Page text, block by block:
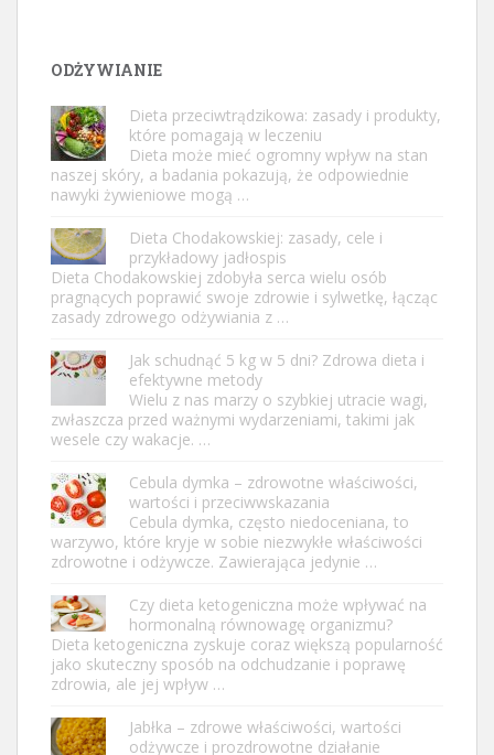
ODŻYWIANIE
Dieta przeciwtrądzikowa: zasady i produkty,
które pomagają w leczeniu
Dieta może mieć ogromny wpływ na stan
naszej skóry, a badania pokazują, że odpowiednie
nawyki żywieniowe mogą …
Dieta Chodakowskiej: zasady, cele i
przykładowy jadłospis
Dieta Chodakowskiej zdobyła serca wielu osób
pragnących poprawić swoje zdrowie i sylwetkę, łącząc
zasady zdrowego odżywiania z …
Jak schudnąć 5 kg w 5 dni? Zdrowa dieta i
efektywne metody
Wielu z nas marzy o szybkiej utracie wagi,
zwłaszcza przed ważnymi wydarzeniami, takimi jak
wesele czy wakacje. …
Cebula dymka – zdrowotne właściwości,
wartości i przeciwwskazania
Cebula dymka, często niedoceniana, to
warzywo, które kryje w sobie niezwykłe właściwości
zdrowotne i odżywcze. Zawierająca jedynie …
Czy dieta ketogeniczna może wpływać na
hormonalną równowagę organizmu?
Dieta ketogeniczna zyskuje coraz większą popularność
jako skuteczny sposób na odchudzanie i poprawę
zdrowia, ale jej wpływ …
Jabłka – zdrowe właściwości, wartości
odżywcze i prozdrowotne działanie